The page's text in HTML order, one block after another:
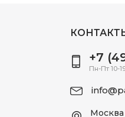
+7
Пн-Пт 10-
Москва